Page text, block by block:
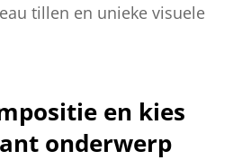
tillen en unieke visuele
en kies
onderwerp